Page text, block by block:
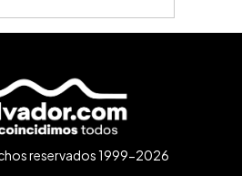
reservados 1999-2026